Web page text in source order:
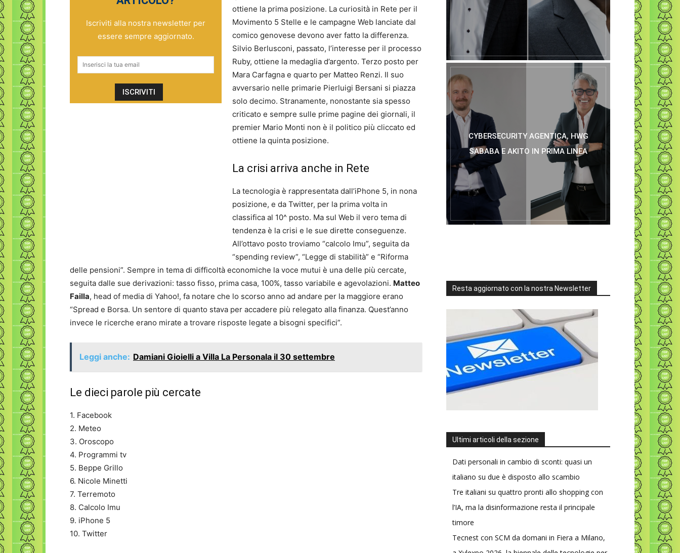
Iscriviti alla nostra newsletter per
essere sempre aggiornato.
ottiene la prima posizione. La curiosità in Rete per il
Movimento 5 Stelle e le campagne Web lanciate dal
comico genovese devono aver fatto la differenza.
Silvio Berlusconi, passato, l’interesse per il processo
Ruby, ottiene la medaglia d’argento. Terzo posto per
Mara Carfagna e quarto per Matteo Renzi. Il suo
avversario nelle primarie Pierluigi Bersani si piazza
solo decimo. Stranamente, nonostante sia spesso
criticato e sempre sulle prime pagine dei giornali, il
premier Mario Monti non è il politico più cliccato ed
ottiene la quinta posizione.
La crisi arriva anche in Rete
La tecnologia è rappresentata dall’iPhone 5, in nona
posizione, e da Twitter, per la prima volta in
classifica al 10^ posto. Ma sul Web il vero tema di
tendenza è la crisi e le sue dirette conseguenze.
All’ottavo posto troviamo “calcolo Imu”, seguita da
“spending review”, “Legge di stabilità” e “Riforma
delle pensioni”. Sempre in tema di difficoltà economiche la voce mutui è una delle più cercate,
seguita dalle sue derivazioni: tasso fisso, prima casa, 100%, tasso variabile e agevolazioni. Matteo
Failla, head of media di Yahoo!, fa notare che lo scorso anno ad andare per la maggiore erano
“Spread e Borsa. Un sentore di quanto stava per accadere più relegato alla finanza. Quest’anno
invece le ricerche erano mirate a trovare risposte legate a bisogni specifici”.
Leggi anche: Damiani Gioielli a Villa La Personala il 30 settembre
Le dieci parole più cercate
1. Facebook
2. Meteo
3. Oroscopo
4. Programmi tv
5. Beppe Grillo
6. Nicole Minetti
7. Terremoto
8. Calcolo Imu
9. iPhone 5
10. Twitter
CYBERSECURITY AGENTICA, HWG
SABABA E AKITO IN PRIMA LINEA
Resta aggiornato con la nostra Newsletter
Ultimi articoli della sezione
Dati personali in cambio di sconti: quasi un
italiano su due è disposto allo scambio
Tre italiani su quattro pronti allo shopping con
l’IA, ma la disinformazione resta il principale
timore
Tecnest con SCM da domani in Fiera a Milano,